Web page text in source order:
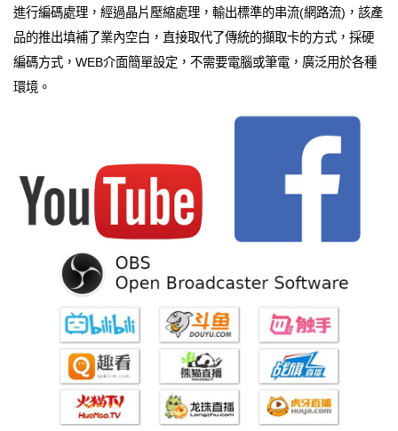
進行編碼處理，經過晶片壓縮處理，輸出標準的串流(網路流)，該產
品的推出填補了業內空白，直接取代了傳統的擷取卡的方式，採硬
編碼方式，WEB介面簡單設定，不需要電腦或筆電，廣泛用於各種
環境。